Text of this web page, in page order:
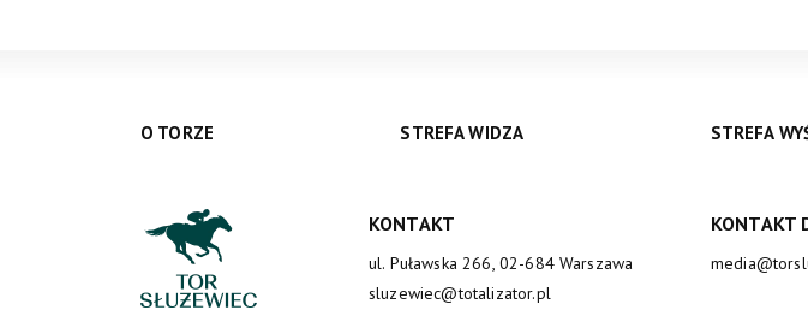
O TORZE STREFA WIDZA STREFA
KONTAKT
ul. Puławska 266, 02-684 Warszawa
sluzewiec@totalizator.pl
KONTAKT